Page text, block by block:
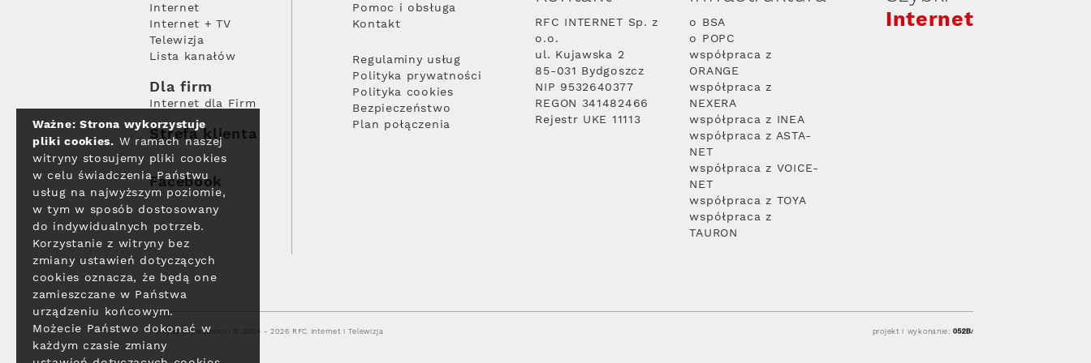
Internet
Internet + TV
Telewizja
Lista kanałów
Dla firm
Internet dla Firm
Strefa klienta
Facebook
Pomoc i obsługa
Kontakt
Regulaminy usług
Polityka prywatności
Polityka cookies
Bezpieczeństwo
Plan połączenia
RFC INTERNET Sp. z
o.o.
ul. Kujawska 2
85-031 Bydgoszcz
NIP 9532640377
REGON 341482466
Rejestr UKE 11113
o BSA
o POPC
współpraca z
ORANGE
współpraca z
NEXERA
współpraca z INEA
współpraca z ASTA-
NET
współpraca z VOICE-
NET
współpraca z TOYA
współpraca z
TAURON
Internet
Polityka prywatności © 2004 - 2026 RFC Internet i Telewizja projekt i wykonanie:
Ważne: Strona wykorzystuje
pliki cookies. W ramach naszej
witryny stosujemy pliki cookies
w celu świadczenia Państwu
usług na najwyższym poziomie,
w tym w sposób dostosowany
do indywidualnych potrzeb.
Korzystanie z witryny bez
zmiany ustawień dotyczących
cookies oznacza, że będą one
zamieszczane w Państwa
urządzeniu końcowym.
Możecie Państwo dokonać w
każdym czasie zmiany